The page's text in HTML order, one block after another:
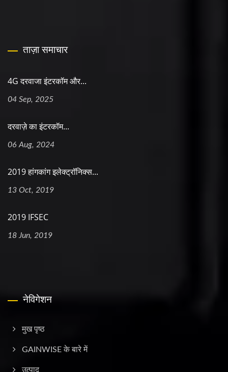
ताज़ा समाचार
4G दरवाजा इंटरकॉम और...
04 Sep, 2025
दरवाज़े का इंटरकॉम...
06 Aug, 2024
2019 हांगकांग इलेक्ट्रॉनिक्स...
13 Oct, 2019
2019 IFSEC
18 Jun, 2019
नेविगेशन
मुख पृष्ठ
GAINWISE के बारे में
उत्पाद